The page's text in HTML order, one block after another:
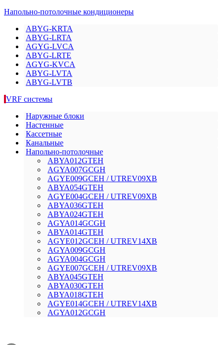
Напольно-потолочные кондиционеры
ABYG-KRTA
ABYG-LRTA
AGYG-LVCA
ABYG-LRTE
AGYG-KVCA
ABYG-LVTA
ABYG-LVTB
VRF системы
Наружные блоки
Настенные
Кассетные
Канальные
Напольно-потолочные
AВYA012GТЕH
AGYA007GCGH
AGYE009GCEH / UTREV09XB
AВYA054GТЕH
AGYE004GCEH / UTREV09XB
AВYA036GТЕH
AВYA024GТЕH
AGYA014GCGH
AВYA014GТЕH
AGYE012GCEH / UTREV14XB
AGYA009GCGH
AGYA004GCGH
AGYE007GCEH / UTREV09XB
AВYA045GТЕH
AВYA030GТЕH
AВYA018GТЕH
AGYE014GCEH / UTREV14XB
AGYA012GCGH